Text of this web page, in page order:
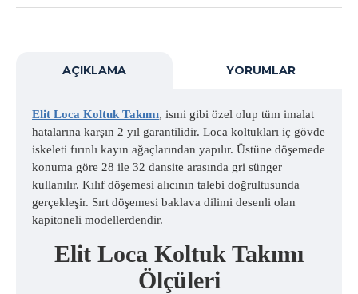
AÇIKLAMA YORUMLAR
Elit Loca Koltuk Takımı, ismi gibi özel olup tüm imalat
hatalarına karşın 2 yıl garantilidir. Loca koltukları iç gövde
iskeleti fırınlı kayın ağaçlarından yapılır. Üstüne döşemede
konuma göre 28 ile 32 dansite arasında gri sünger
kullanılır. Kılıf döşemesi alıcının talebi doğrultusunda
gerçekleşir. Sırt döşemesi baklava dilimi desenli olan
kapitoneli modellerdendir.
Elit Loca Koltuk Takımı
Ölçüleri